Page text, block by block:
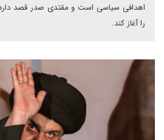
اهدافی سیاسی است و مقتدی صدر قصد
را آغاز کند.